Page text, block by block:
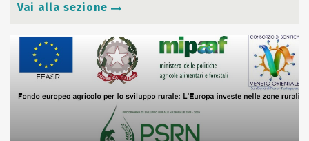
Vai alla sezione